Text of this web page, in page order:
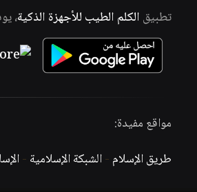
تطبيق الكلم الطيب للأجهزة الذكية،
مواقع مفيدة:
طريق الإسلام -الشبكة الإسلامية -